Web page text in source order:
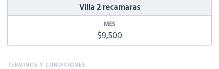
Villa 2 recamaras
$9,500